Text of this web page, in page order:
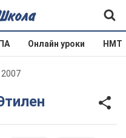
Онлайн уроки НМТ